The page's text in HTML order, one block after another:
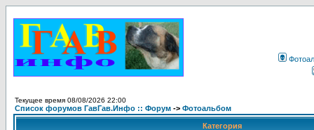
Текущее время 08/08/2026 22:00
Список форумов ГавГав.Инфо :: Форум -> Фотоальбом
Категория